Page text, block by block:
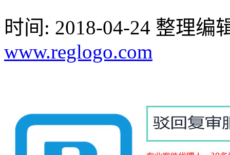
时间: 2018-04-24 整理编
www.reglogo.com